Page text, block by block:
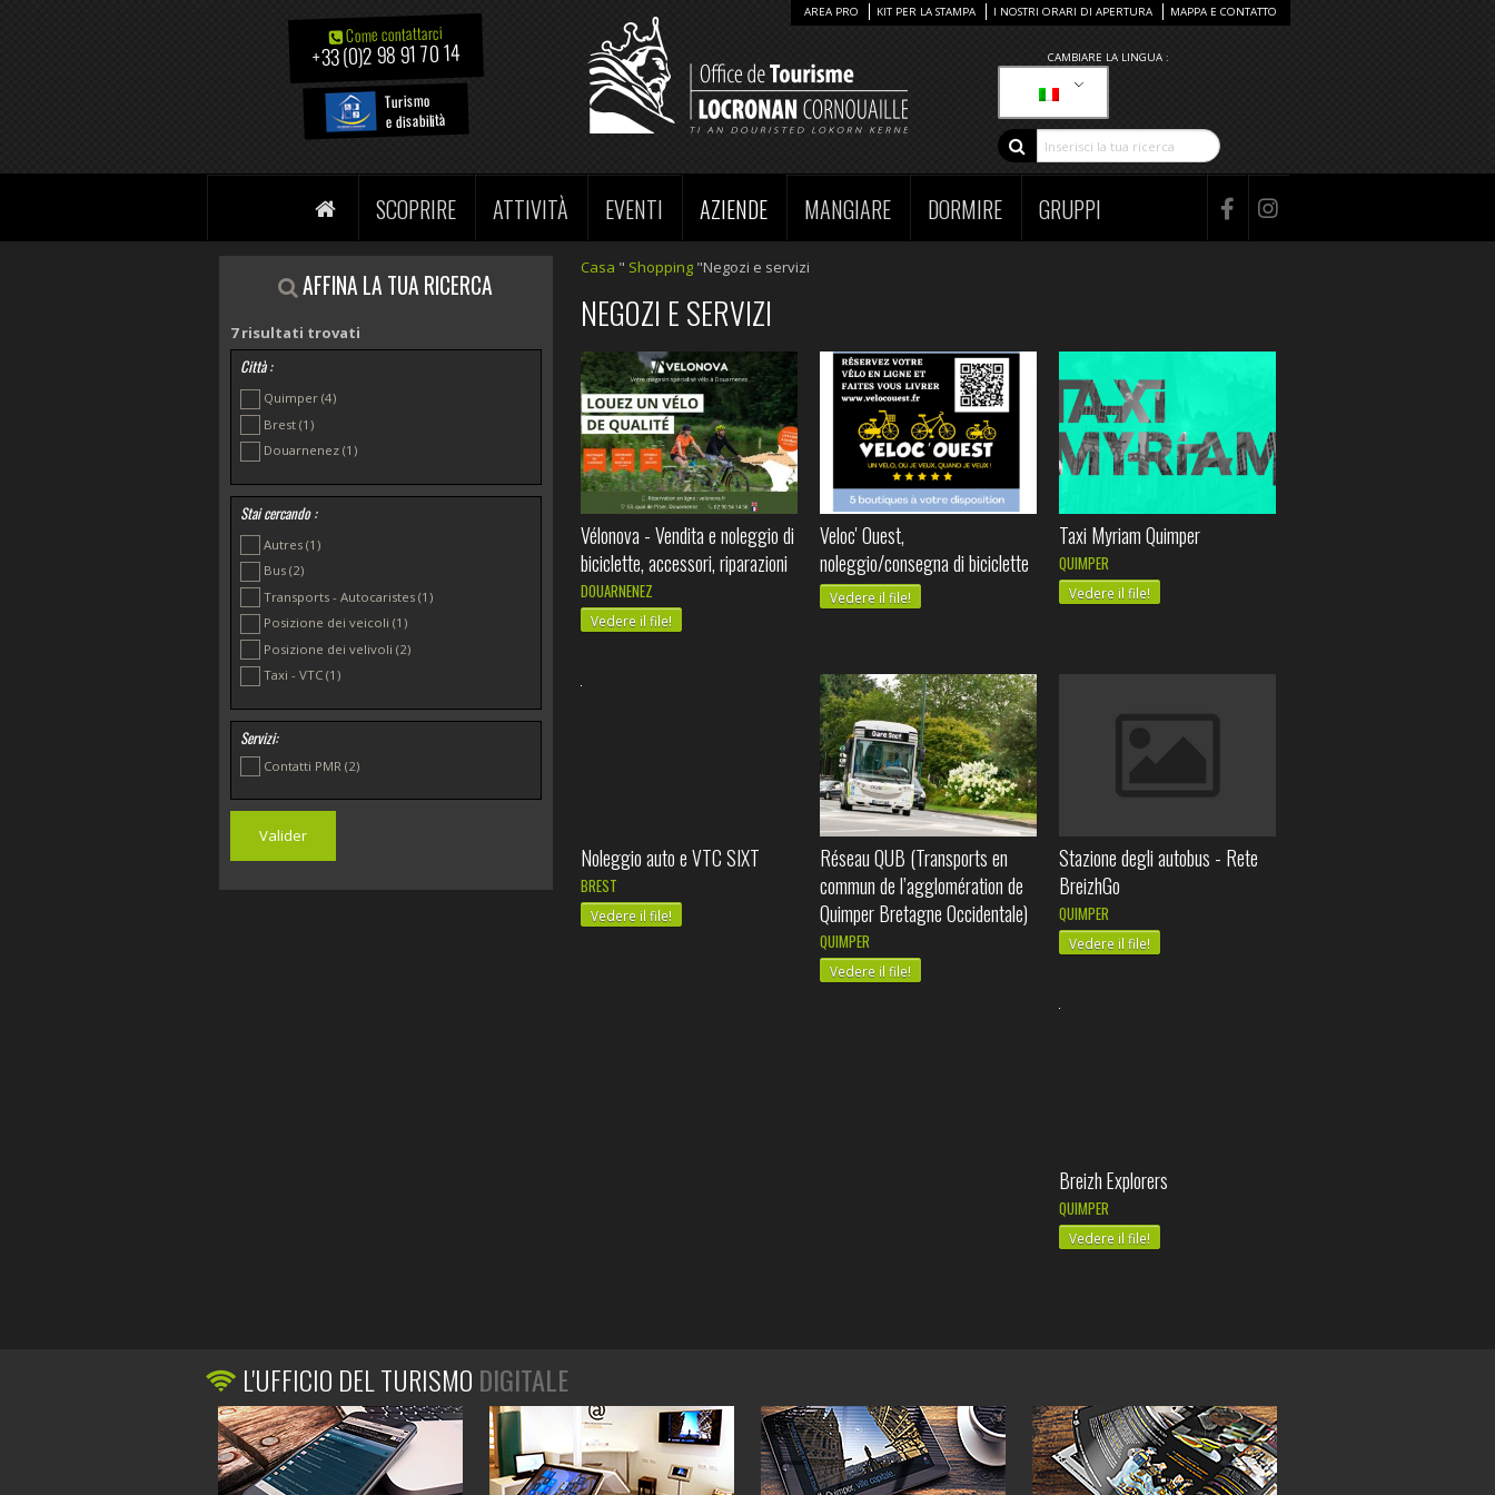
Come contattarci
+33 (0)2 98 91 70 14
Turismo
e disabilità
CAMBIARE LA LINGUA :
AREA PRO KIT PER LA STAMPA I NOSTRI ORARI DI APERTURA MAPPA E CONTATTO
SCOPRIRE ATTIVITÀ EVENTI AZIENDE MANGIARE DORMIRE GRUPPI
AFFINA LA TUA RICERCA
7risultati trovati
Città :
Quimper (4)
Brest (1)
Douarnenez (1)
Stai cercando :
Autres (1)
Bus (2)
Transports - Autocaristes (1)
Posizione dei veicoli (1)
Posizione dei velivoli (2)
Taxi - VTC (1)
Servizi:
Contatti PMR (2)
Casa " Shopping"Negozi e servizi
NEGOZI E SERVIZI
Vélonova - Vendita e noleggio di
biciclette, accessori, riparazioni
DOUARNENEZ
Vedere il file!
Veloc' Ouest,
noleggio/consegna di biciclette
Vedere il file!
Taxi Myriam Quimper
QUIMPER
Vedere il file!
Noleggio auto e VTC SIXT
BREST
Vedere il file!
Réseau QUB (Transports en
commun de l’agglomération de
Quimper Bretagne Occidentale)
QUIMPER
Vedere il file!
Stazione degli autobus - Rete
BreizhGo
QUIMPER
Vedere il file!
Breizh Explorers
QUIMPER
Vedere il file!
L'UFFICIO DEL TURISMO DIGITALE